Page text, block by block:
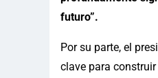
futuro”.
Por su parte, el
clave para